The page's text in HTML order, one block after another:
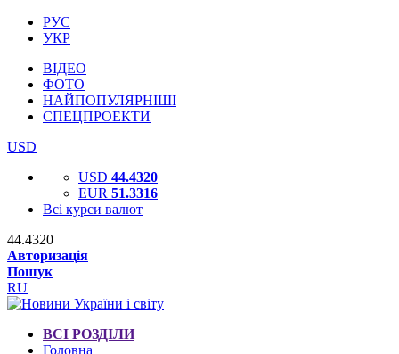
РУС
УКР
ВІДЕО
ФОТО
НАЙПОПУЛЯРНІШІ
СПЕЦПРОЕКТИ
USD
USD 44.4320
EUR 51.3316
Всі курси валют
44.4320
Авторизація
Пошук
RU
ВСІ РОЗДІЛИ
Головна